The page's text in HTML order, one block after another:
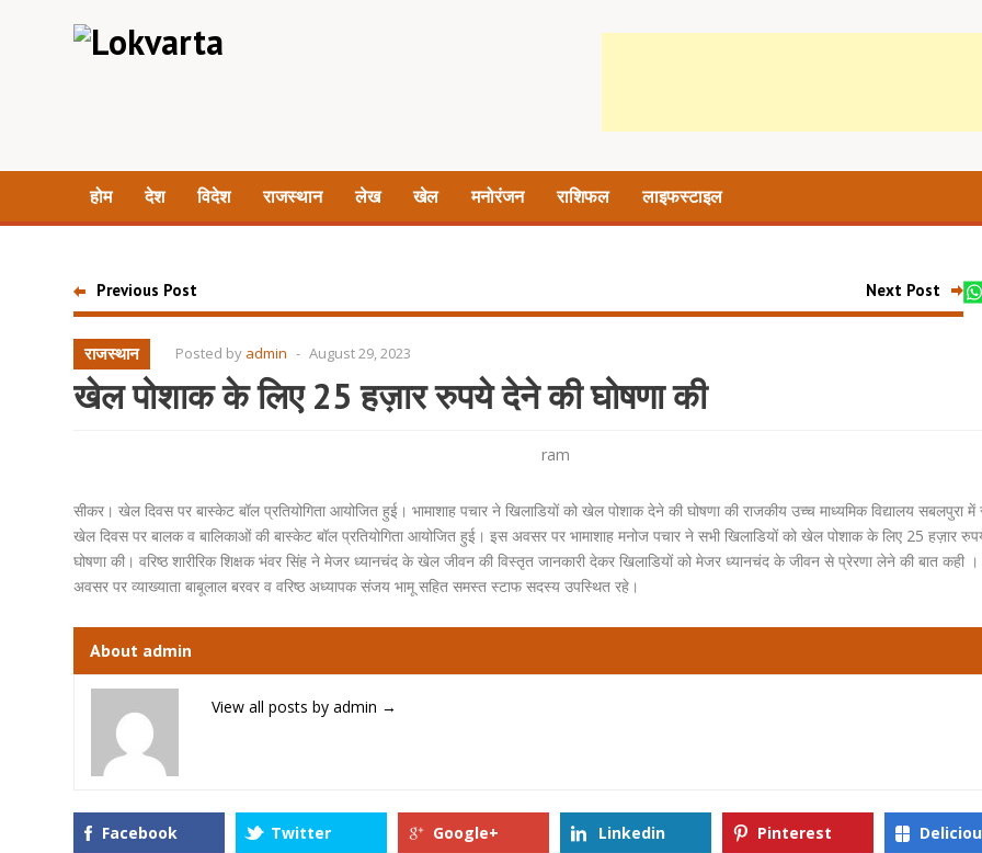
होम देश विदेश राजस्थान लेख खेल मनोरंजन राशिफल लाइफस्टाइल
Previous Post Next Post
राजस्थान Posted by admin - August 29, 2023
खेल पोशाक के लिए 25 हज़ार रुपये देने की घोषणा की
ram
सीकर। खेल दिवस पर बास्केट बॉल प्रतियोगिता आयोजित हुई। भामाशाह पचार ने खिलाडियों को खेल पोशाक देने की घोषणा की राजकीय उच्च माध्यमिक विद्यालय सबलपुरा में
खेल दिवस पर बालक व बालिकाओं की बास्केट बॉल प्रतियोगिता आयोजित हुई। इस अवसर पर भामाशाह मनोज पचार ने सभी खिलाडियों को खेल पोशाक के लिए 25 हज़ार
घोषणा की। वरिष्ठ शारीरिक शिक्षक भंवर सिंह ने मेजर ध्यानचंद के खेल जीवन की विस्तृत जानकारी देकर खिलाडियों को मेजर ध्यानचंद के जीवन से प्रेरणा लेने की बात कही
अवसर पर व्याख्याता बाबूलाल बरवर व वरिष्ठ अध्यापक संजय भामू सहित समस्त स्टाफ सदस्य उपस्थित रहे।
About admin
View all posts by admin →
Facebook Twitter Google+ Linkedin Pinterest